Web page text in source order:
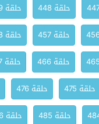
حلقة 448
حلقة 449
حلقة 457
حلقة 458
حلقة 466
حلقة 467
حلقة 475 حلقة 476
حلقة 485
حلقة 486